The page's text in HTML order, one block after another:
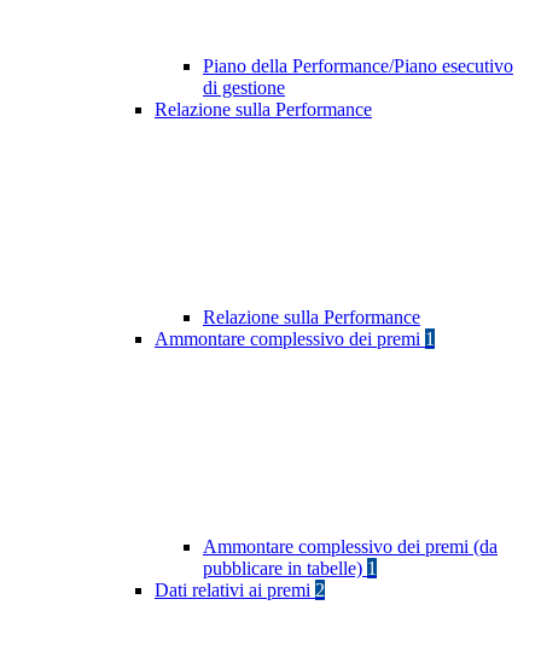
Piano della Performance/Piano esecutivo
di gestione
Relazione sulla Performance
Relazione sulla Performance
Ammontare complessivo dei premi 1
Ammontare complessivo dei premi (da
pubblicare in tabelle) 1
Dati relativi ai premi 2